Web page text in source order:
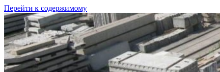
Перейти к содержимому